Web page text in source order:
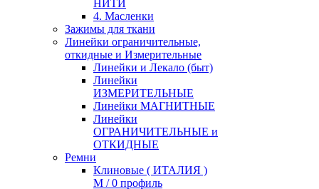
НИТИ
4. Масленки
Зажимы для ткани
Линейки ограничительные,
откидные и Измерительные
Линейки и Лекало (быт)
Линейки
ИЗМЕРИТЕЛЬНЫЕ
Линейки МАГНИТНЫЕ
Линейки
ОГРАНИЧИТЕЛЬНЫЕ и
ОТКИДНЫЕ
Ремни
Клиновые ( ИТАЛИЯ )
М / 0 профиль